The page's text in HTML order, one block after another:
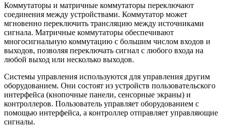
Коммутаторы и матричные коммутаторы переключают
соединения между устройствами. Коммутатор может
мгновенно переключить трансляцию между источниками
сигнала. Матричные коммутаторы обеспечивают
многосигнальную коммутацию с большим числом входов и
выходов, позволяя переключать сигнал с любого входа на
любой выход или несколько выходов.
Системы управления используются для управления другим
оборудованием. Они состоят из устройств пользовательского
интерфейса (кнопочные панели, сенсорные экраны) и
контроллеров. Пользователь управляет оборудованием с
помощью интерфейса, а контроллер отправляет управляющие
сигналы.